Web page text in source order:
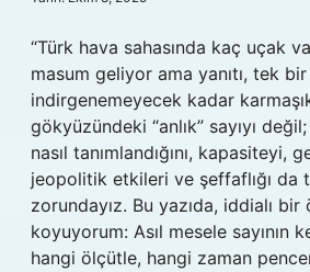
“Türk hava sahasında kaç uçak
masum geliyor ama yanıtı, tek
indirgenemeyecek kadar
gökyüzündeki “anlık” sayıyı değil;
nasıl tanımlandığını, kapasiteyi,
jeopolitik etkileri ve şeffaflığı da
zorundayız. Bu yazıda, iddialı
koyuyorum: Asıl mesele sayının
hangi ölçütle, hangi zaman